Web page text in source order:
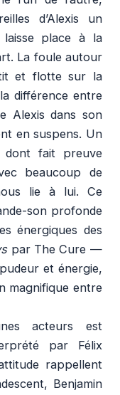
d’Alexis un
laisse place à la
La foule autour
et flotte sur la
différence entre
Alexis dans son
en suspens. Un
dont fait preuve
beaucoup de
lie à lui. Ce
son profonde
énergiques des
par The Cure —
et énergie,
magnifique entre
acteurs est
par Félix
rappellent
Benjamin